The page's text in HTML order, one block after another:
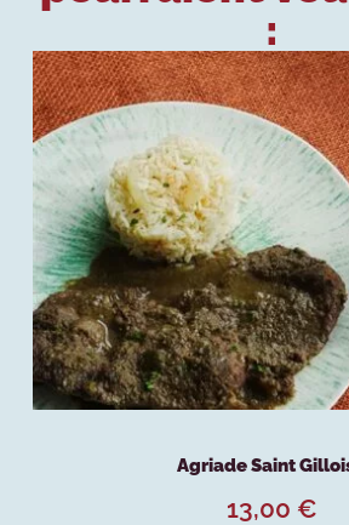
:
Agriade Saint
13,00 €